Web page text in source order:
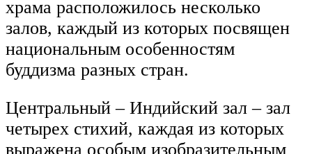
храма расположилось несколько
залов, каждый из которых посвящен
национальным особенностям
буддизма разных стран.
Центральный – Индийский зал – зал
четырех стихий, каждая из которых
выражена особым изобразительным